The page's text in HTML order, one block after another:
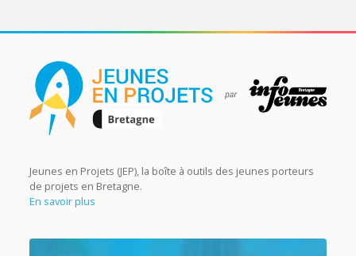
Jeunes en Projets (JEP), la boîte à outils des jeunes porteurs
de projets en Bretagne.
En savoir plus